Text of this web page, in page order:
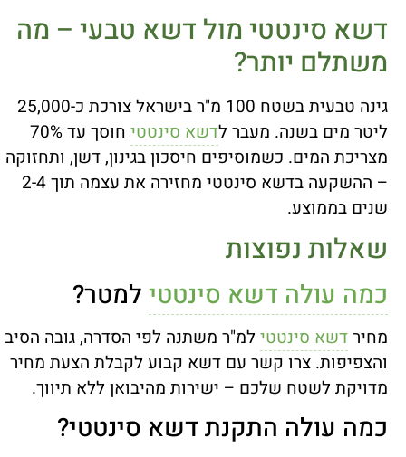
דשא סינטטי מול דשא טבעי – מה
משתלם יותר?
גינה טבעית בשטח 100 מ"ר בישראל צורכת כ-25,000
ליטר מים בשנה. מעבר לדשא סינטטי
חוסך עד 70%
מצריכת המים. כשמוסיפים חיסכון בגינון, דשן, ותחזוקה
– ההשקעה בדשא סינטטי מחזירה את עצמה תוך 2-4
שנים בממוצע.
שאלות נפוצות
כמה עולה דשא סינטטילמטר?
מחירדשא סינטטי למ"ר משתנה לפי הסדרה, גובה הסיב
והצפיפות. צרו קשר עם דשא קבוע לקבלת הצעת מחיר
מדויקת לשטח שלכם – ישירות מהיבואן ללא תיווך.
כמה עולה התקנת דשא סינטטי?